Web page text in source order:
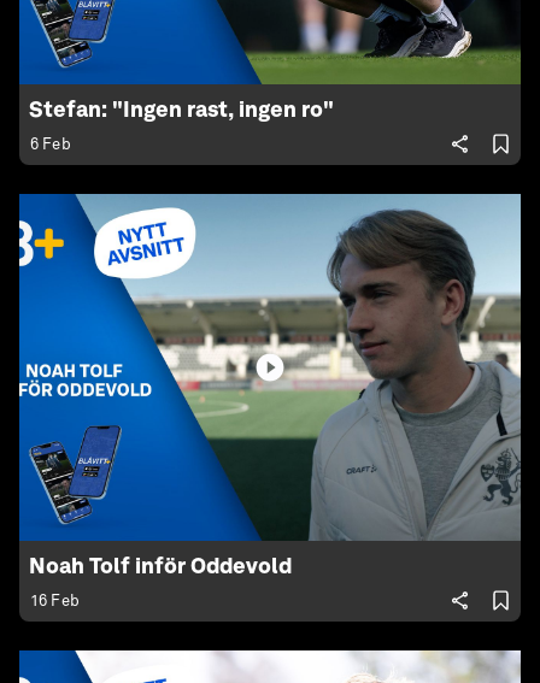
Stefan: "Ingen rast, ingen ro"
6 Feb
Noah Tolf inför Oddevold
16 Feb